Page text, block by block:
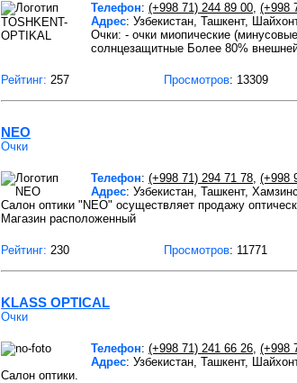
Телефон: (+998 71) 244 89 00, (+998
Адрес: Узбекистан, Ташкент,
Очки: - очки миопические
солнцезащитные Более 80%
Рейтинг: 257 Просмотров: 13309
NEO
Очки
Телефон: (+998 71) 294 71 78, (+998
Адрес: Узбекистан, Ташкент,
Салон оптики "NEO" осуществляет продажу
Магазин расположенный
Рейтинг: 230 Просмотров: 11771
KLASS OPTICAL
Очки
Телефон: (+998 71) 241 66 26, (+998
Адрес: Узбекистан, Ташкент,
Салон оптики.